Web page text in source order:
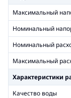
Максимальный
Номинальный
Номинальный
Максимальный
Xарактеристики
Качество воды